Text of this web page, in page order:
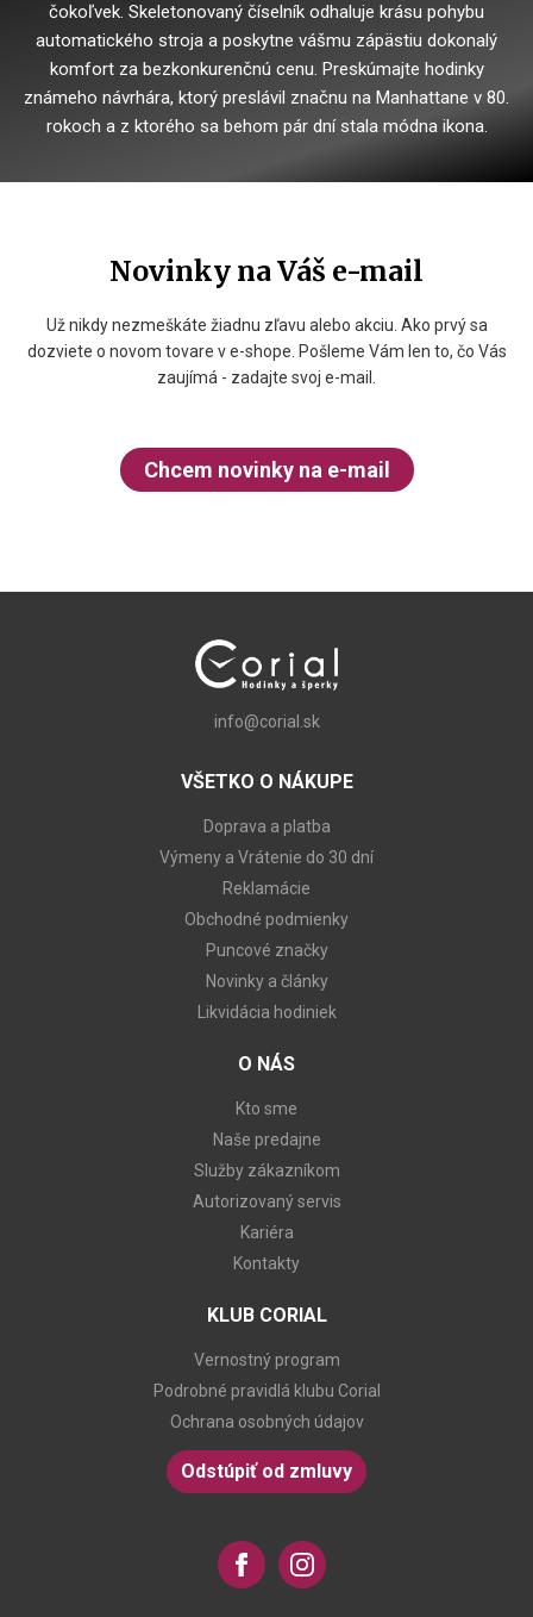
čokoľvek. Skeletonovaný číselník odhaluje krásu pohybu
automatického stroja a poskytne vášmu zápästiu dokonalý
komfort za bezkonkurenčnú cenu. Preskúmajte hodinky
známeho návrhára, ktorý preslávil značnu na Manhattane v 80.
rokoch a z ktorého sa behom pár dní stala módna ikona.
Novinky na Váš e-mail
Už nikdy nezmeškáte žiadnu zľavu alebo akciu. Ako prvý sa
dozviete o novom tovare v e-shope. Pošleme Vám len to, čo Vás
zaujímá - zadajte svoj e-mail.
Chcem novinky na e-mail
info@corial.sk
VŠETKO O NÁKUPE
Doprava a platba
Výmeny a Vrátenie do 30 dní
Reklamácie
Obchodné podmienky
Puncové značky
Novinky a články
Likvidácia hodiniek
O NÁS
Kto sme
Naše predajne
Služby zákazníkom
Autorizovaný servis
Kariéra
Kontakty
KLUB CORIAL
Vernostný program
Podrobné pravidlá klubu Corial
Ochrana osobných údajov
Odstúpiť od zmluvy